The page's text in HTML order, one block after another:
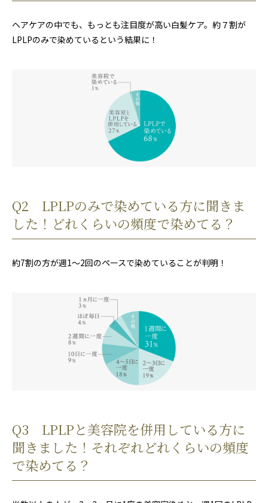
ヘアケアの中でも、もっとも注目度が高い白髪ケア。約７割が
LPLPのみで染めているという結果に！
Q2 LPLPのみで染めている方に聞きま
した！どれくらいの頻度で染めてる？
約7割の方が週1〜2回のペースで染めていることが判明！
Q3 LPLPと美容院を併用している方に
聞きました！それぞれどれくらいの頻度
で染めてる？